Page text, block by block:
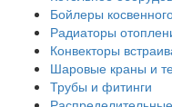
Бойлеры
Радиаторы
Конвекторы
Шаровые краны и
Трубы и фитинги